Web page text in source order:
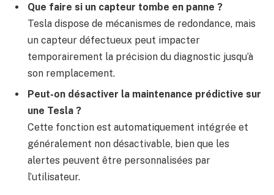
Que faire si un capteur tombe en panne ?
Tesla dispose de mécanismes de redondance, mais
un capteur défectueux peut impacter
temporairement la précision du diagnostic jusqu’à
son remplacement.
Peut-on désactiver la maintenance prédictive sur
une Tesla ?
Cette fonction est automatiquement intégrée et
généralement non désactivable, bien que les
alertes peuvent être personnalisées par
l’utilisateur.